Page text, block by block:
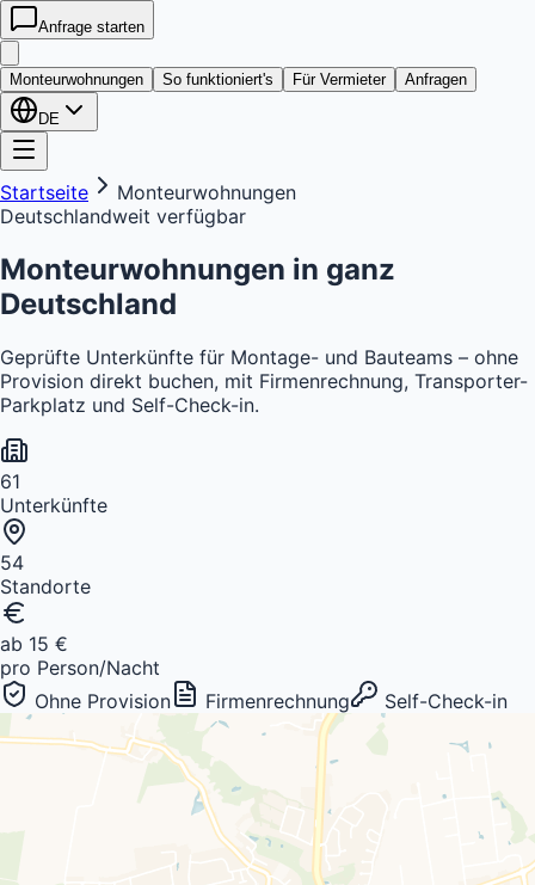
Anfrage starten
kwatera24
Monteurwohnungen So funktioniert's Für Vermieter Anfragen
DE
Startseite
Monteurwohnungen
Deutschlandweit verfügbar
Monteurwohnungen in ganz
Deutschland
Geprüfte Unterkünfte für Montage- und Bauteams – ohne
Provision direkt buchen, mit Firmenrechnung, Transporter-
Parkplatz und Self-Check-in.
61
Unterkünfte
54
Standorte
ab 15 €
pro Person/Nacht
Ohne Provision
Firmenrechnung Self-Check-in